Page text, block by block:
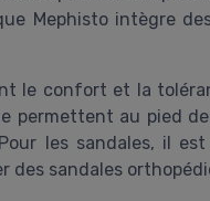
Mephisto intègre
le confort et la
permettent au pied
les sandales, il
des sandales